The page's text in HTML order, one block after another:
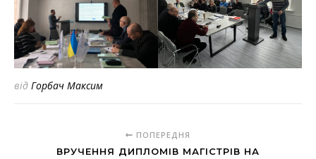
від Горбач Максим
ПОПЕРЕДНЯ
ВРУЧЕННЯ ДИПЛОМІВ МАГІСТРІВ НА